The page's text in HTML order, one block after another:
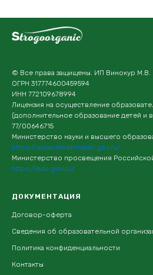
© Все права защищены. ИП Винокур М.В.
ОГРН 317774600459594
ИНН 772109678994
Лицензия на осуществление
(дополнительное образование детей
77/00646715
Министерство науки и высшего
https://www.minobrnauki.gov.ru/
Министерство просвещения
https://edu.gov.ru/
ДОКУМЕНТАЦИЯ
Договор-оферта
Сведения об образовательной
Политика конфиденциальности
Контакты